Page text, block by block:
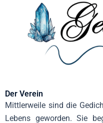
Der Verein
Mittlerweile sind die
Lebens geworden. Sie